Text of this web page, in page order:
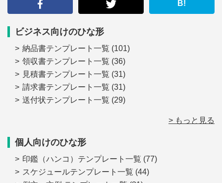
B!
ビジネス向けのひな形
納品書テンプレート一覧 (101)
領収書テンプレート一覧 (36)
見積書テンプレート一覧 (31)
請求書テンプレート一覧 (31)
送付状テンプレート一覧 (29)
> もっと見る
個人向けのひな形
印鑑（ハンコ）テンプレート一覧 (77)
スケジュールテンプレート一覧 (44)